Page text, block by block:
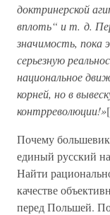
доктринерской
вплоть“ и т. д.
значимость, пока
серьезную
национальное
корней, но в
контрреволюции!»
Почему
единый русский
Найти
качестве
перед Польшей.